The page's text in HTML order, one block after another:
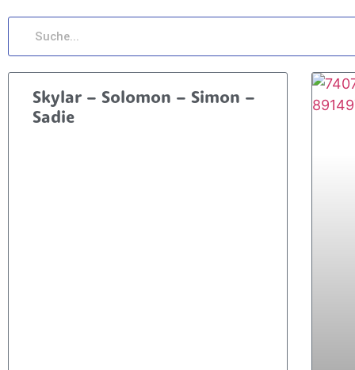
Skylar – Solomon – Simon –
Sadie